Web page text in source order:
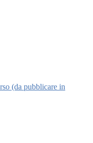
(da pubblicare in